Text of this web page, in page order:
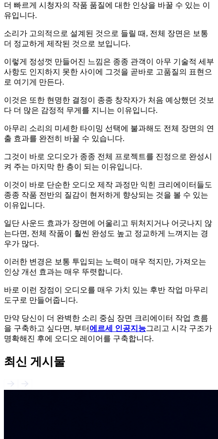
더 빠르게 시청자의 작품 품질에 대한 인상을 바꿀 수 있는 이
유입니다.
소리가 고의적으로 설계된 것으로 들릴 때, 전체 장면은 보통
더 정교하게 제작된 것으로 보입니다.
이렇게 정성껏 만들어진 느낌은 종종 관객이 아무 기술적 세부
사항도 인지하지 못한 사이에 그것을 곧바로 고품질의 표현으
로 여기게 만든다.
이것은 또한 현명한 결정이 종종 창작자가 처음 예상했던 것보
다 더 많은 감정적 무게를 지니는 이유입니다.
아무리 소리의 미세한 타이밍 선택에 불과해도 전체 장면의 연
출 효과를 완전히 바꿀 수 있습니다.
그것이 바로 오디오가 종종 전체 프로젝트를 진정으로 완성시
켜 주는 마지막 한 층이 되는 이유입니다.
이것이 바로 단순한 오디오 제작 과정만 익힌 크리에이터들도
종종 작품 전반의 질감이 현저하게 향상되는 것을 볼 수 있는
이유입니다.
일단 사운드 효과가 장면에 어울리고 뒤처지거나 어긋나지 않
는다면, 전체 작품이 훨씬 완성도 높고 정교하게 느껴지는 경
우가 많다.
이러한 변경은 보통 투입되는 노력이 매우 적지만, 가져오는
인상 개선 효과는 매우 뚜렷합니다.
바로 이런 장점이 오디오를 매우 가치 있는 후반 작업 마무리
도구로 만들어줍니다.
만약 당신이 더 완벽한 소리 중심 장면 크리에이터 작업 흐름
을 구축하고 싶다면, 부터 에르세 인공지능그리고 시각 구조가
명확해진 후에 오디오 레이어를 구축합니다.
최신 게시물